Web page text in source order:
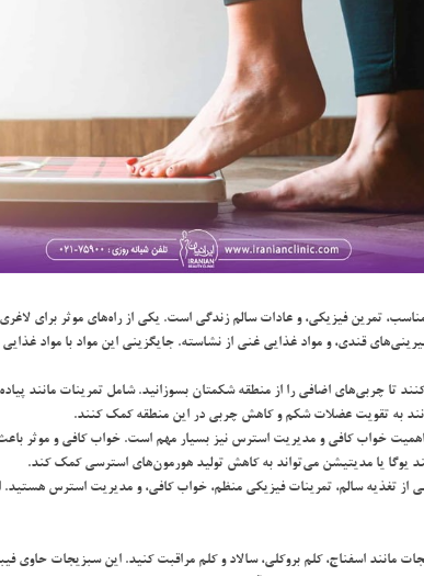
تمرين فيزيكي، و عادات سالم زندگي است. يكي از راه‌هاي موثر براي
قندي، و مواد غذايي غني از نشاسته. جايگزيني اين مواد با مواد
تا چربي‌هاي اضافي را از منطقه شكمتان بسوزانيد. شامل تمرينات مانند
به تقويت عضلات شكم و كاهش چربي در اين منطقه كمك كنند.
خواب كافي و مديريت استرس نيز بسيار مهم است. خواب كافي و موثر
يوگا يا مديتيشن مي‌تواند به كاهش توليد هورمون‌هاي استرسي كمك كند.
از تغذيه سالم، تمرينات فيزيكي منظم، خواب كافي، و مديريت استرس
مانند اسفناج، كلم بروكلي، سالاد و كلم مراقبت كنيد. اين سبزيجات حاوي